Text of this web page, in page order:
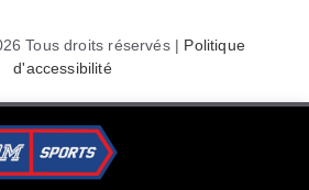
Tous droits réservés | Politique
d'accessibilité